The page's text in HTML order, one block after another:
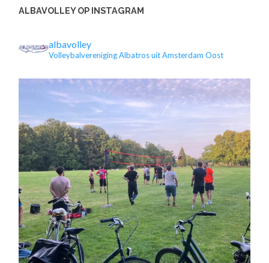
ALBAVOLLEY OP INSTAGRAM
albavolley
Volleybalvereniging Albatros uit Amsterdam Oost